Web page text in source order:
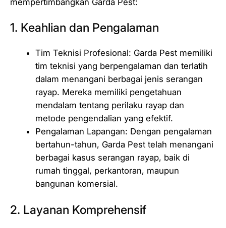
1. Keahlian dan Pengalaman
Tim Teknisi Profesional: Garda Pest memiliki
tim teknisi yang berpengalaman dan terlatih
dalam menangani berbagai jenis serangan
rayap. Mereka memiliki pengetahuan
mendalam tentang perilaku rayap dan
metode pengendalian yang efektif.
Pengalaman Lapangan: Dengan pengalaman
bertahun-tahun, Garda Pest telah menangani
berbagai kasus serangan rayap, baik di
rumah tinggal, perkantoran, maupun
bangunan komersial.
2. Layanan Komprehensif